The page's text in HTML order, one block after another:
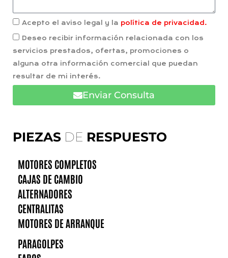
PIEZAS DE RESPUESTO
MOTORES COMPLETOS
CAJAS DE CAMBIO
ALTERNADORES
CENTRALITAS
MOTORES DE ARRANQUE
PARAGOLPES
Acepto el aviso legal y la política de privacidad.
Deseo recibir información relacionada con los
servicios prestados, ofertas, promociones o
alguna otra información comercial que puedan
resultar de mi interés.
Enviar Consulta